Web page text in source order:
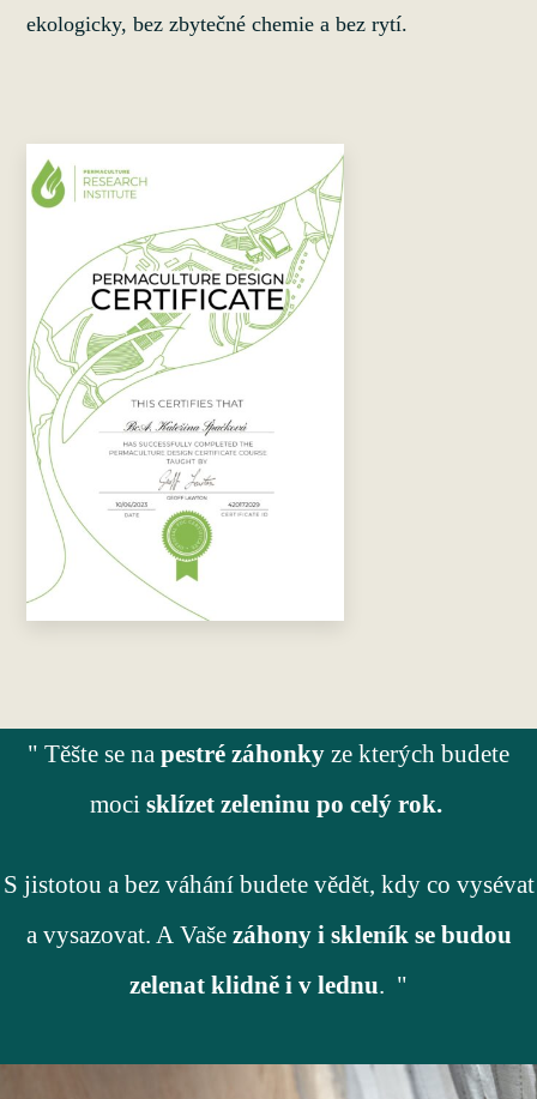
ekologicky, bez zbytečné chemie a bez rytí.
" Těšte se na pestré záhonky ze kterých budete
moci sklízet zeleninu po celý rok.
S jistotou a bez váhání budete vědět, kdy co vysévat
a vysazovat. A Vaše záhony i skleník se budou
zelenat klidně i v lednu. "